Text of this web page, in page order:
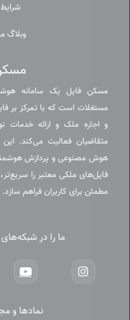
وبلاگ
مسکن فایل یک سامانه
مستغلات است که با تمرکز بر
و اجاره ملک و ارائه خدمات
متقاضیان فعالیت می‌کند. این
هوش مصنوعی و پردازش
فایل‌های ملکی معتبر را
مطمئن برای کاربران فراهم سازد.
ما را در
نمادها و